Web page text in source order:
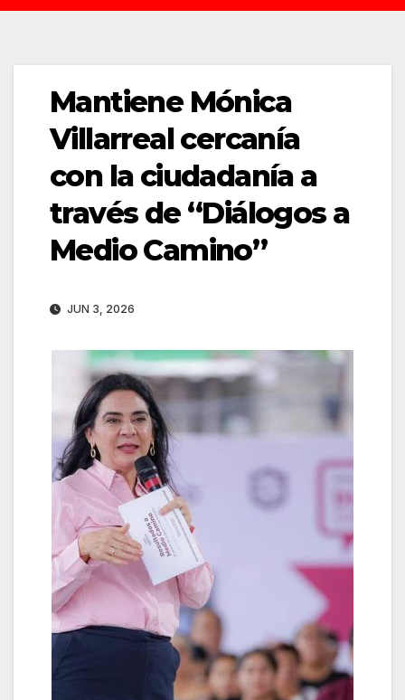
Mantiene Mónica
Villarreal cercanía
con la ciudadanía a
través de “Diálogos a
Medio Camino”
JUN 3, 2026